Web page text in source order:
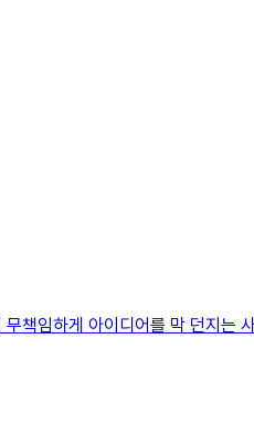
책임하게 아이디어를 막 던지